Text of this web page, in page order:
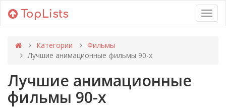
TopLists
Категории
Фильмы
Лучшие анимационные фильмы 90-х
Лучшие анимационные
фильмы 90-х